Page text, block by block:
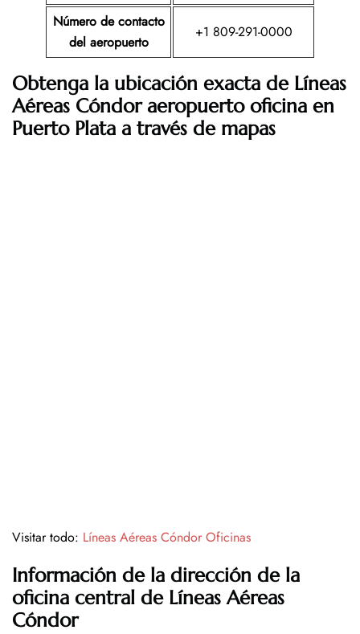
Número de contacto
del aeropuerto
+1 809-291-0000
Obtenga la ubicación exacta de Líneas
Aéreas Cóndor aeropuerto oficina en
Puerto Plata a través de mapas
Visitar todo: Líneas Aéreas Cóndor Oficinas
Información de la dirección de la
oficina central de Líneas Aéreas
Cóndor